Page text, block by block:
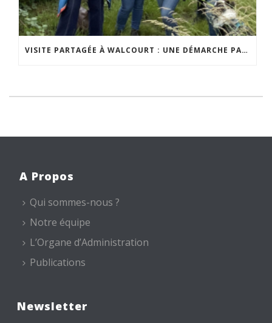
VISITE PARTAGÉE À WALCOURT : UNE DÉMARCHE PARTICIPATIVE ANIMÉE PAR ESPACE ENVIRONNEMENT
A Propos
Qui sommes-nous ?
Notre équipe
L’Organe d’Administration
Publications
Newsletter